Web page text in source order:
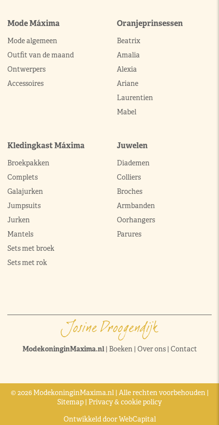
Mode Máxima
Mode algemeen
Outfit van de maand
Ontwerpers
Accessoires
Oranjeprinsessen
Beatrix
Amalia
Alexia
Ariane
Laurentien
Mabel
Kledingkast Máxima
Broekpakken
Complets
Galajurken
Jumpsuits
Jurken
Mantels
Sets met broek
Sets met rok
Juwelen
Diademen
Colliers
Broches
Armbanden
Oorhangers
Parures
ModekoninginMaxima.nl| Boeken| Over ons| Contact
© 2026 ModekoninginMaxima.nl | Alle rechten voorbehouden |
Sitemap | Privacy & cookie policy
Ontwikkeld doorWebCapital